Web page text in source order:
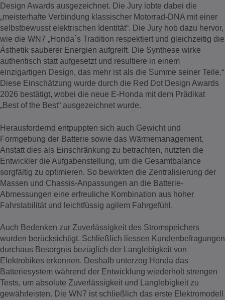
Design Awards ausgezeichnet. Die Jury lobte dabei die
„meisterhafte Verbindung klassischer Motorrad-DNA mit einer
selbstbewusst elektrischen Identität“. Die Jury hob dazu hervor,
wie die WN7 „Honda´s Tradition respektiert und gleichzeitig die
Ästhetik sauberer Energien aufgreift. Die Synthese wirke
authentisch statt aufgesetzt und resultiere in einem
einzigartigen Design, das mehr ist als die Summe seiner Teile.“
Diese Einschätzung wurde durch die Red Dot Design Awards
2026 bestätigt, wobei die neue E-Honda mit dem Prädikat
„Best of the Best“ ausgezeichnet wurde.
Herausfordernd entpuppten sich auch Gewicht und
Formgebung der Batterie sowie das Wärmemanagement.
Anstatt dies als Einschränkung zu betrachten, nutzten die
Entwickler die Aufgabenstellung, um die Gesamtbalance
sorgfältig zu optimieren. So bewirkten die Zentralisierung der
Massen und Chassis-Anpassungen an die Batterie-
Abmessungen eine erfreuliche Kombination aus hoher
Fahrstabilität und leichtfüssig agilem Fahrgefühl.
Auch Bedenken zur Zuverlässigkeit des Stromspeichers
wurden berücksichtigt. Schließlich liessen Kundenbefragungen
durchaus Besorgnis bezüglich der Langlebigkeit von
Elektrobikes erkennen. Deshalb unterzog Honda das
Batteriesystem während der Entwicklung wiederholt strengen
Tests, um absolute Zuverlässigkeit und Langlebigkeit zu
gewährleisten. Die WN7 ist schließlich das erste Elektromodell